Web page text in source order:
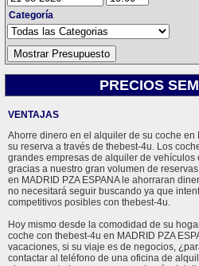
Categoría
PRECIOS
VENTAJAS
Ahorre dinero en el alquiler de su coche en
su reserva a través de thebest-4u. Los
grandes empresas de alquiler de vehículos
gracias a nuestro gran volumen de
en MADRID PZA ESPANA le ahorraran
no necesitará seguir buscando ya que
competitivos posibles con thebest-4u.
Hoy mismo desde la comodidad de su
coche con thebest-4u en MADRID PZA
vacaciones, si su viaje es de negocios,
contactar al teléfono de una oficina de